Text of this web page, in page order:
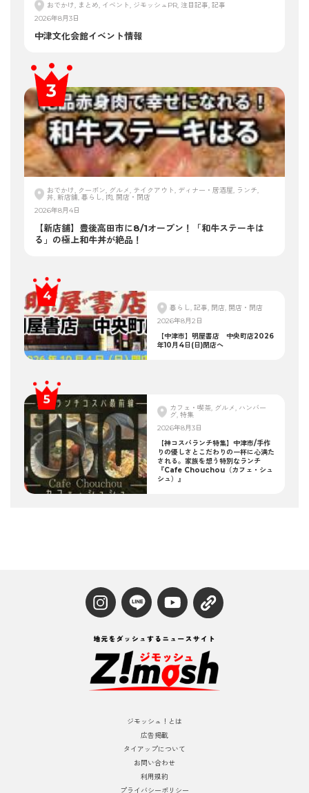
おでかけ, まとめ, イベント, ジモッシュPR, 注目記事, 記事
2026年8月3日
中津文化会館イベント情報
おでかけ, クーポン, グルメ, テイクアウト, ディナー・居酒屋, ランチ,
丼, 新店舗, 暮らし, 肉, 開店・閉店
2026年8月4日
【新店舗】豊後高田市に8/1オープン！「和牛ステーキは
る」の極上和牛丼が絶品！
暮らし, 記事, 閉店, 開店・閉店
2026年8月2日
【中津市】明屋書店 中央町店2026
年10月4日(日)閉店へ
カフェ・喫茶, グルメ, ハンバー
グ, 特集
2026年8月3日
【神コスパランチ特集】中津市/手作
りの優しさとこだわりの一杯に心満た
される。家族を想う特別なランチ
『Cafe Chouchou（カフェ・シュ
シュ）』
ジモッシュ！とは
広告掲載
タイアップについて
お問い合わせ
利用規約
プライバシーポリシー